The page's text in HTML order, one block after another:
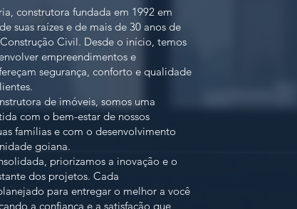
construtora fundada em 1992 em
suas raízes e de mais de 30 anos de
Civil. Desde o início, temos
empreendimentos e
segurança, conforto e qualidade
de imóveis, somos uma
com o bem-estar de nossos
famílias e com o desenvolvimento
goiana.
priorizamos a inovação e o
dos projetos. Cada
para entregar o melhor a você
a confiança e a satisfação que